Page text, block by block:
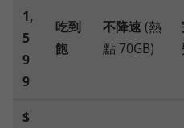
1,
5
9
9
吃到
飽
不降速(熱
點 70GB)
$